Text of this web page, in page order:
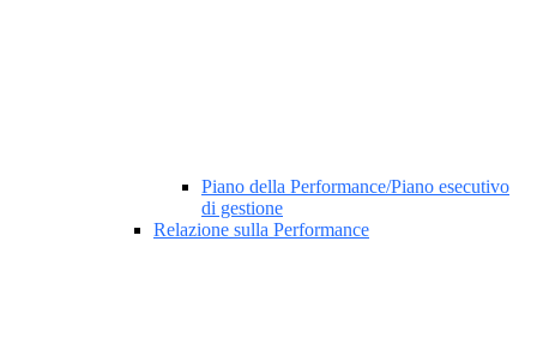
Piano della Performance/Piano esecutivo
di gestione
Relazione sulla Performance